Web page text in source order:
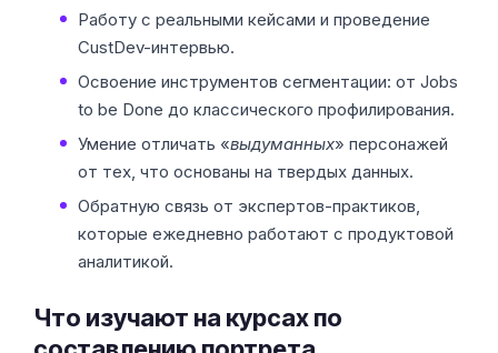
Работу с реальными кейсами и проведение
CustDev-интервью.
Освоение инструментов сегментации: от Jobs
to be Done до классического профилирования.
Умение отличать «выдуманных» персонажей
от тех, что основаны на твердых данных.
Обратную связь от экспертов-практиков,
которые ежедневно работают с продуктовой
аналитикой.
Что изучают на курсах по